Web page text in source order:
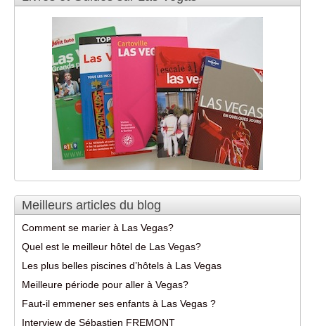
Meilleurs articles du blog
Comment se marier à Las Vegas?
Quel est le meilleur hôtel de Las Vegas?
Les plus belles piscines d’hôtels à Las Vegas
Meilleure période pour aller à Vegas?
Faut-il emmener ses enfants à Las Vegas ?
Interview de Sébastien FREMONT